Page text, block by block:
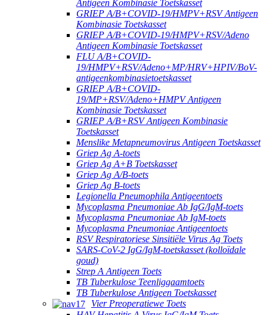
Antigeen Kombinasie Toetskasset
GRIEP A/B+COVID-19/HMPV+RSV Antigeen
Kombinasie Toetskasset
GRIEP A/B+COVID-19/HMPV+RSV/Adeno
Antigeen Kombinasie Toetskasset
FLU A/B+COVID-
19/HMPV+RSV/Adeno+MP/HRV+HPIV/BoV-
antigeenkombinasietoetskasset
GRIEP A/B+COVID-
19/MP+RSV/Adeno+HMPV Antigeen
Kombinasie Toetskasset
GRIEP A/B+RSV Antigeen Kombinasie
Toetskasset
Menslike Metapneumovirus Antigeen Toetskasset
Griep Ag A-toets
Griep Ag A+B Toetskasset
Griep Ag A/B-toets
Griep Ag B-toets
Legionella Pneumophila Antigeentoets
Mycoplasma Pneumoniae Ab IgG/IgM-toets
Mycoplasma Pneumoniae Ab IgM-toets
Mycoplasma Pneumoniae Antigeentoets
RSV Respiratoriese Sinsitiële Virus Ag Toets
SARS-CoV-2 IgG/IgM-toetskasset (kolloïdale
goud)
Strep A Antigeen Toets
TB Tuberkulose Teenliggaamtoets
TB Tuberkulose Antigeen Toetskasset
Vier Preoperatiewe Toets